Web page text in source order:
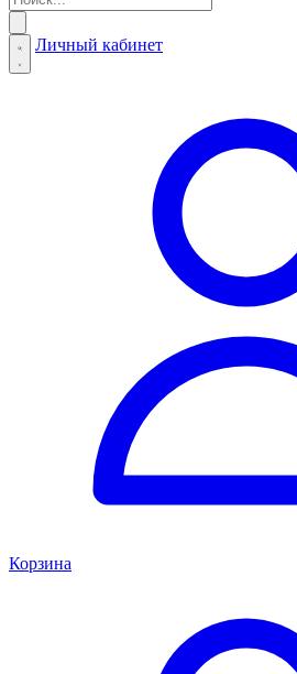
Личный кабинет
Корзина